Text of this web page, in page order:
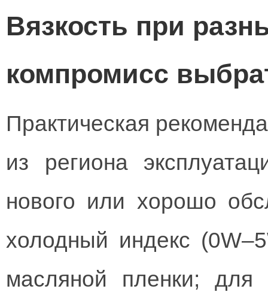
Вязкость при
компромисс
Практическая
из региона
нового или хорошо
холодный индекс
масляной пленки; для